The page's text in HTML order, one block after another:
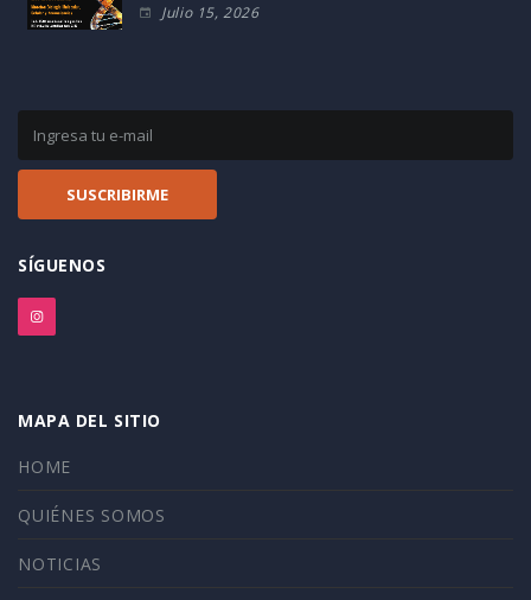
Julio 15, 2026
SÍGUENOS
MAPA DEL SITIO
HOME
QUIÉNES SOMOS
NOTICIAS